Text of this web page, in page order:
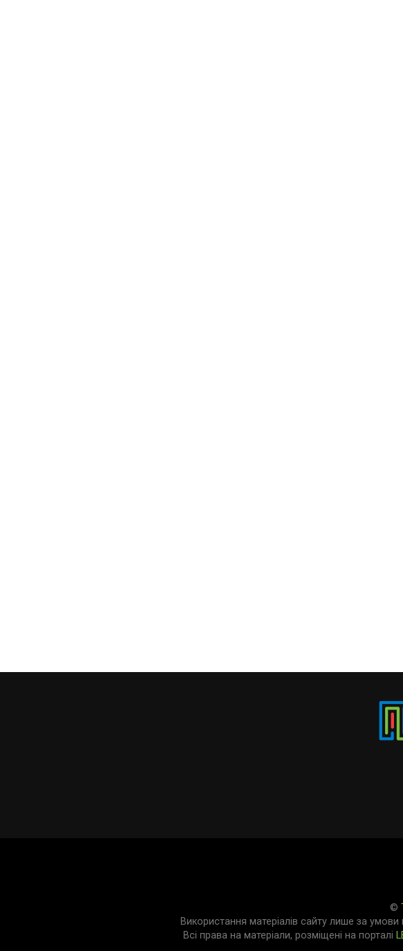
©
Використання матеріалів сайту лише за
Всі права на матеріали, розміщені на порталі